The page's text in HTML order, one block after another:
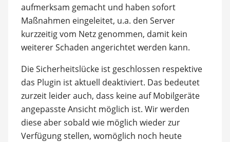
aufmerksam gemacht und haben sofort
Maßnahmen eingeleitet, u.a. den Server
kurzzeitig vom Netz genommen, damit kein
weiterer Schaden angerichtet werden kann.
Die Sicherheitslücke ist geschlossen respektive
das Plugin ist aktuell deaktiviert. Das bedeutet
zurzeit leider auch, dass keine auf Mobilgeräte
angepasste Ansicht möglich ist. Wir werden
diese aber sobald wie möglich wieder zur
Verfügung stellen, womöglich noch heute